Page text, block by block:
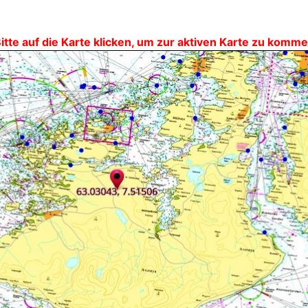
auf die Karte klicken, um zur aktiven Karte zu